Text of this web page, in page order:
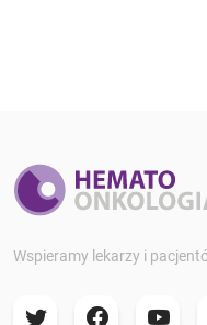
Wspieramy lekarzy i